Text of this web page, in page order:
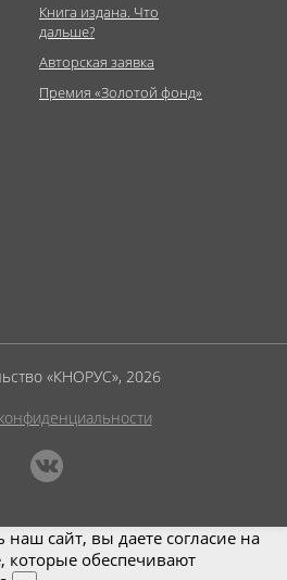
Книга издана. Что
дальше?
Авторская заявка
Премия «Золотой фонд»
«КНОРУС», 2026
сайт, вы даете согласие на
которые обеспечивают